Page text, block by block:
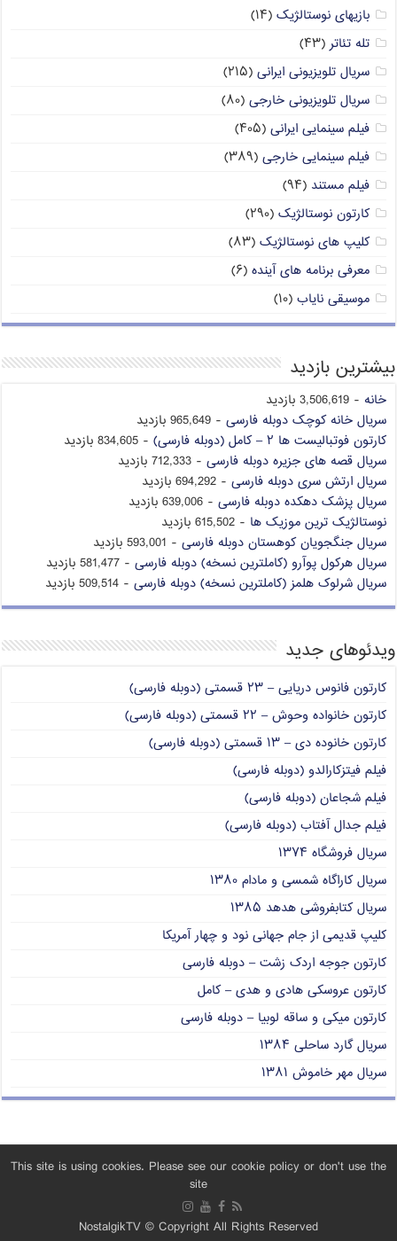
بازیهای نوستالژیک (۱۴)
تله تئاتر (۴۳)
سریال تلویزیونی ایرانی (۲۱۵)
سریال تلویزیونی خارجی (۸۰)
فیلم سینمایی ایرانی (۴۰۵)
فیلم سینمایی خارجی (۳۸۹)
فیلم مستند (۹۴)
کارتون نوستالژیک (۲۹۰)
کلیپ های نوستالژیک (۸۳)
معرفی برنامه های آینده (۶)
موسیقی نایاب (۱۰)
بیشترین بازدید
خانه - 3,506,619 بازدید
سریال خانه کوچک دوبله فارسی - 965,649 بازدید
کارتون فوتبالیست ها ۲ – کامل (دوبله فارسی)
- 834,605 بازدید
سریال قصه های جزیره دوبله فارسی - 712,333 بازدید
سریال ارتش سری دوبله فارسی - 694,292 بازدید
سریال پزشک دهکده دوبله فارسی - 639,006 بازدید
نوستالژیک ترین موزیک ها - 615,502 بازدید
سریال جنگجویان کوهستان دوبله فارسی - 593,001 بازدید
سریال هرکول پوآرو (کاملترین نسخه) دوبله فارسی - 581,477 بازدید
سریال شرلوک هلمز (کاملترین نسخه) دوبله فارسی - 509,514 بازدید
ویدئوهای جدید
کارتون فانوس دریایی – ۲۳ قسمتی (دوبله فارسی)
کارتون خانواده وحوش – ۲۲ قسمتی (دوبله فارسی)
کارتون خانوده دی – ۱۳ قسمتی (دوبله فارسی)
فیلم فیتزکارالدو (دوبله فارسی)
فیلم شجاعان (دوبله فارسی)
فیلم جدال آفتاب (دوبله فارسی)
سریال فروشگاه ۱۳۷۴
سریال کاراگاه شمسی و مادام ۱۳۸۰
سریال کتابفروشی هدهد ۱۳۸۵
کلیپ قدیمی از جام جهانی نود و چهار آمریکا
کارتون جوجه اردک زشت – دوبله فارسی
کارتون عروسکی هادی و هدی – کامل
کارتون میکی و ساقه لوبیا – دوبله فارسی
سریال گارد ساحلی ۱۳۸۴
سریال مهر خاموش ۱۳۸۱
This site is using cookies. Please see our cookie policy or don't use the
site
NostalgikTV © Copyright All Rights Reserved